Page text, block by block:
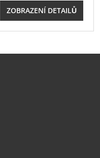
ZOBRAZENÍ DETAILŮ